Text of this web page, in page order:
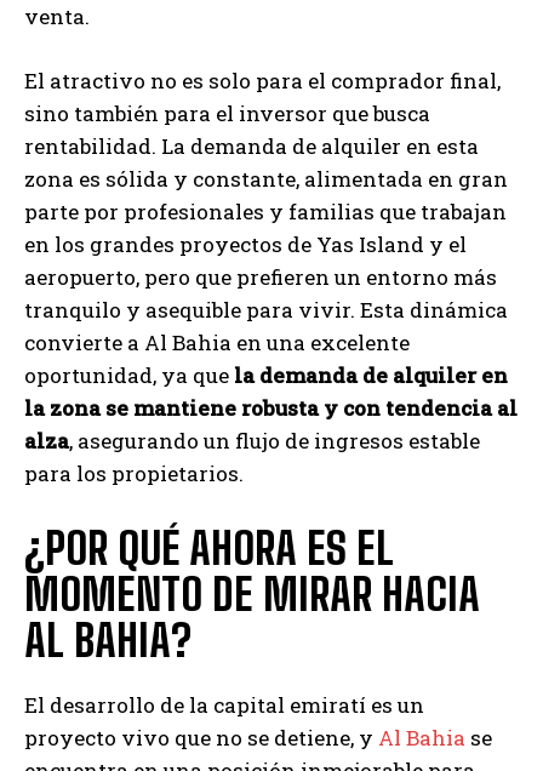
venta.
El atractivo no es solo para el comprador final,
sino también para el inversor que busca
rentabilidad. La demanda de alquiler en esta
zona es sólida y constante, alimentada en gran
parte por profesionales y familias que trabajan
en los grandes proyectos de Yas Island y el
aeropuerto, pero que prefieren un entorno más
tranquilo y asequible para vivir. Esta dinámica
convierte a Al Bahia en una excelente
oportunidad, ya que la demanda de alquiler en
la zona se mantiene robusta y con tendencia al
alza, asegurando un flujo de ingresos estable
para los propietarios.
¿POR QUÉ AHORA ES EL
MOMENTO DE MIRAR HACIA
AL BAHIA?
El desarrollo de la capital emiratí es un
proyecto vivo que no se detiene, y Al Bahia se